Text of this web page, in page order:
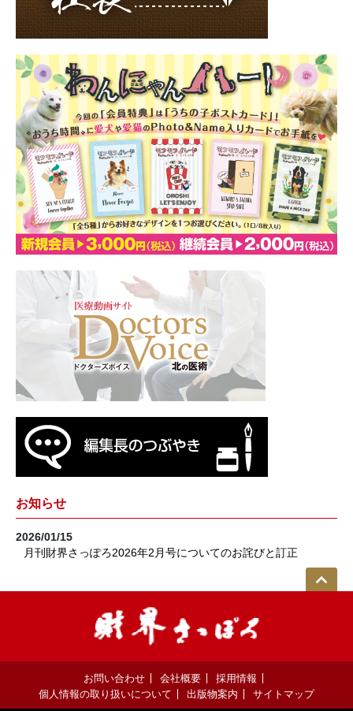
お知らせ
2026/01/15
月刊財界さっぽろ2026年2月号についてのお詫びと訂正
お問い合わせ 会社概要
採用情報
個人情報の取り扱いについて
出版物案内 サイトマップ